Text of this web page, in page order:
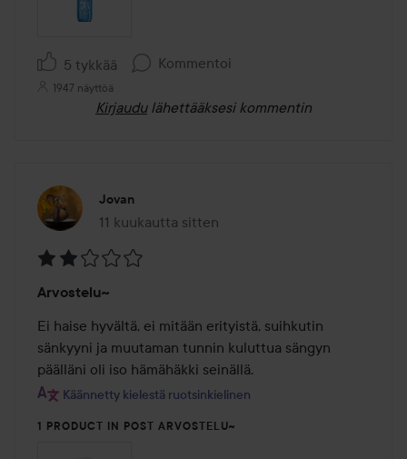
5 tykkää Kommentoi
1947 näyttöä
Kirjaudu lähettääksesi kommentin
Jovan
11 kuukautta sitten
Viesti luotiin 11 kuukautta sitten
2
/
5
Arvostelu~
Ei haise hyvältä, ei mitään erityistä, suihkutin
sänkyyni ja muutaman tunnin kuluttua sängyn
päälläni oli iso hämähäkki seinällä.
Käännetty kielestä ruotsinkielinen
1 PRODUCT IN POST ARVOSTELU~